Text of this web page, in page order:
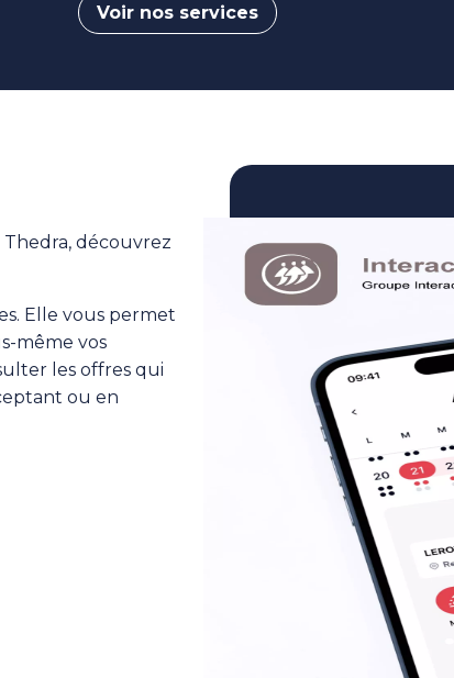
Voir nos services
découvrez
Elle vous permet
même vos
les offres qui
ou en